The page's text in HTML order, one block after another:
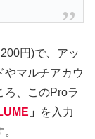
円)で、アッ
やマルチアカウ
ろ、このProラ
」
を入力